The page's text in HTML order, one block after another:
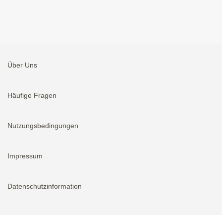
Über Uns
Häufige Fragen
Nutzungsbedingungen
Impressum
Datenschutzinformation